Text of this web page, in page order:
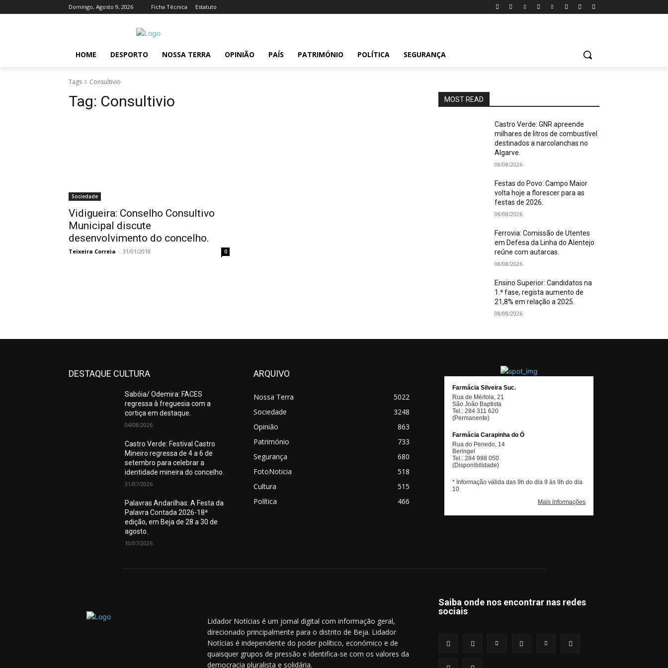
Domingo, Agosto 9, 2026 Ficha Técnica Estatuto
HOME DESPORTO NOSSA TERRA OPINIÃO PAÍS PATRIMÓNIO POLÍTICA SEGURANÇA
Tags Consultivio
Tag: Consultivio
Sociedade
Vidigueira: Conselho Consultivo
Municipal discute
desenvolvimento do concelho.
Teixeira Correia - 31/01/2018 0
MOST READ
Castro Verde: GNR apreende
milhares de litros de combustível
destinados a narcolanchas no
Algarve.
08/08/2026
Festas do Povo: Campo Maior
volta hoje a florescer para as
festas de 2026.
08/08/2026
Ferrovia: Comissão de Utentes
em Defesa da Linha do Alentejo
reúne com autarcas.
08/08/2026
Ensino Superior: Candidatos na
1.ª fase, regista aumento de
21,8% em relação a 2025.
08/08/2026
DESTAQUE CULTURA
Sabóia/ Odemira: FACES
regressa à freguesia com a
cortiça em destaque.
04/08/2026
Castro Verde: Festival Castro
Mineiro regressa de 4 a 6 de
setembro para celebrar a
identidade mineira do concelho.
31/07/2026
Palavras Andarilhas: A Festa da
Palavra Contada 2026-18ª
edição, em Beja de 28 a 30 de
agosto.
10/07/2026
ARQUIVO
Nossa Terra
5022
Sociedade
3248
Opinião
863
Património
733
Segurança
680
FotoNoticia
518
Cultura
515
Política
466
Lidador Notícias é um jornal digital com informação geral,
direcionado principalmente para o distrito de Beja. Lidador
Notícias é independente do poder político, económico e de
quaisquer grupos de pressão e identifica-se com os valores da
democracia pluralista e solidária.
Saiba onde nos encontrar nas redes
sociais